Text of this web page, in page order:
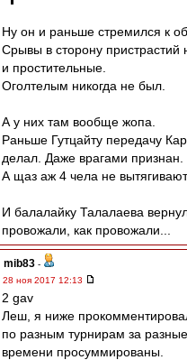
Ну он и раньше стремился к
Срывы в сторону пристрастий
и простительные.
Оголтелым никогда не был.
А у них там вообще жопа.
Раньше Гутцайту передачу
делал. Даже врагами признан.
А щаз аж 4 чела не
И балалайку Талалаева
провожали, как провожали...
mib83 -
28 ноя 2017 12:13
2 gav
Леш, я ниже
по разным турнирам за
времени просуммированы.